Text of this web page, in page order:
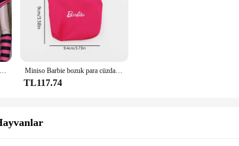
2024 yeni giyim seti/şeker rengi 30 cm bebek üst etek pantolon elbise takım elbise kıyafeti 1/6 Xinyi FR ST blythe OB Barbie Bebek Miniso Barbie bozuk para cüzdanı Tote anahtarlık takı anahtar halka kolye büyük kapasiteli kart çantası Charms yaratıcı sevimli moda Barbie hediye
TL117.74